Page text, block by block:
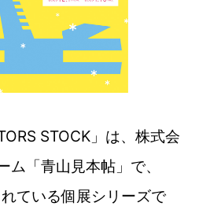
STOCK」は、株式会
ム「青山見本帖」で、
ている個展シリーズで